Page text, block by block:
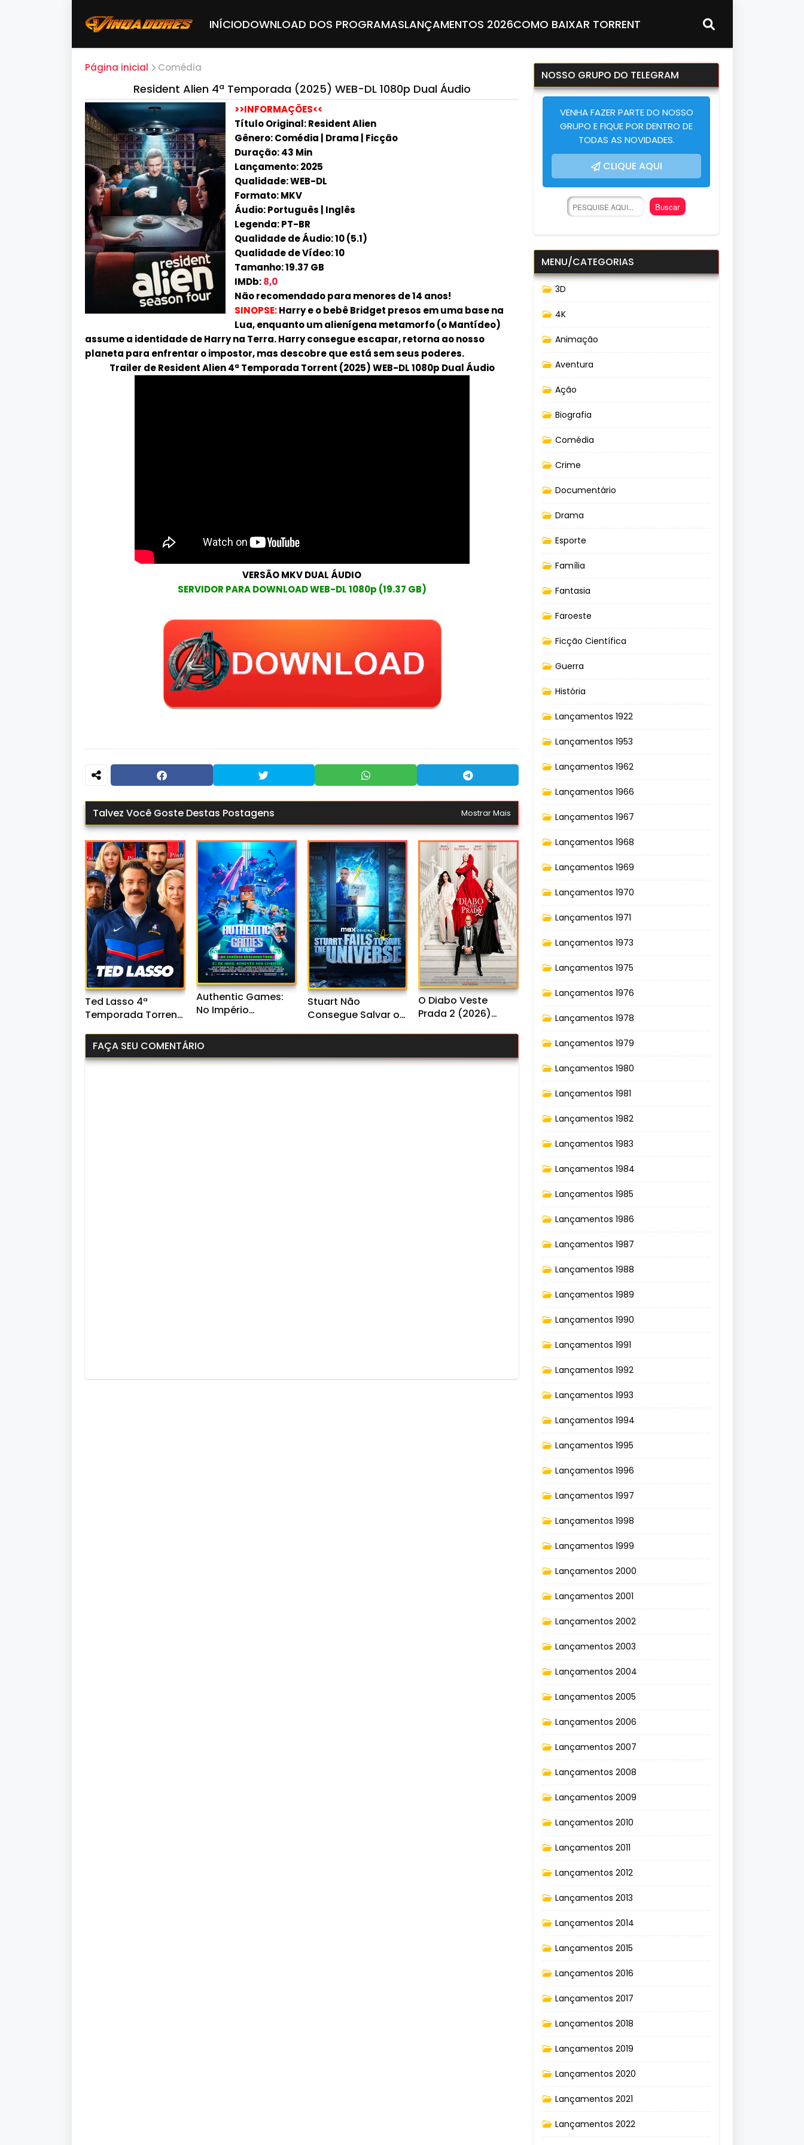
INÍCIODOWNLOAD DOS PROGRAMASLANÇAMENTOS 2026COMO BAIXAR TORRENT
Página inicial Comédia
Resident Alien 4ª Temporada (2025) WEB-DL 1080p Dual Áudio
>>INFORMAÇÕES<<
Título Original: Resident Alien
Gênero: Comédia | Drama | Ficção
Duração: 43 Min
Lançamento: 2025
Qualidade: WEB-DL
Formato: MKV
Áudio: Português | Inglês
Legenda: PT-BR
Qualidade de Áudio: 10 (5.1)
Qualidade de Vídeo: 10
Tamanho: 19.37 GB
IMDb:8,0
Não recomendado para menores de 14 anos!
SINOPSE:Harry e o bebê Bridget presos em uma base na
Lua, enquanto um alienígena metamorfo (o Mantídeo)
assume a identidade de Harry na Terra. Harry consegue escapar, retorna ao nosso
planeta para enfrentar o impostor, mas descobre que está sem seus poderes.
Trailer de Resident Alien 4ª Temporada Torrent (2025) WEB-DL 1080p Dual Áudio
VERSÃO MKV DUAL ÁUDIO
SERVIDOR PARA DOWNLOAD WEB-DL 1080p (19.37 GB)
Talvez Você Goste Destas Postagens Mostrar Mais
Ted Lasso 4ª
Temporada Torrent
1080p Dual Áudio
Authentic Games:
No Império
(2026) WEB-DL
1080p Nacional
Stuart Não
Consegue Salvar o
WEB-DL 1080p Dual
Áudio
O Diabo Veste
Prada 2 (2026)
FAÇA SEU COMENTÁRIO
NOSSO GRUPO DO TELEGRAM
VENHA FAZER PARTE DO NOSSO
GRUPO E FIQUE POR DENTRO DE
TODAS AS NOVIDADES.
CLIQUE AQUI
MENU/CATEGORIAS
3D
4K
Animação
Aventura
Ação
Biografia
Comédia
Crime
Documentário
Drama
Esporte
Família
Fantasia
Faroeste
Ficção Científica
Guerra
História
Lançamentos 1922
Lançamentos 1953
Lançamentos 1962
Lançamentos 1966
Lançamentos 1967
Lançamentos 1968
Lançamentos 1969
Lançamentos 1970
Lançamentos 1971
Lançamentos 1973
Lançamentos 1975
Lançamentos 1976
Lançamentos 1978
Lançamentos 1979
Lançamentos 1980
Lançamentos 1981
Lançamentos 1982
Lançamentos 1983
Lançamentos 1984
Lançamentos 1985
Lançamentos 1986
Lançamentos 1987
Lançamentos 1988
Lançamentos 1989
Lançamentos 1990
Lançamentos 1991
Lançamentos 1992
Lançamentos 1993
Lançamentos 1994
Lançamentos 1995
Lançamentos 1996
Lançamentos 1997
Lançamentos 1998
Lançamentos 1999
Lançamentos 2000
Lançamentos 2001
Lançamentos 2002
Lançamentos 2003
Lançamentos 2004
Lançamentos 2005
Lançamentos 2006
Lançamentos 2007
Lançamentos 2008
Lançamentos 2009
Lançamentos 2010
Lançamentos 2011
Lançamentos 2012
Lançamentos 2013
Lançamentos 2014
Lançamentos 2015
Lançamentos 2016
Lançamentos 2017
Lançamentos 2018
Lançamentos 2019
Lançamentos 2020
Lançamentos 2021
Lançamentos 2022